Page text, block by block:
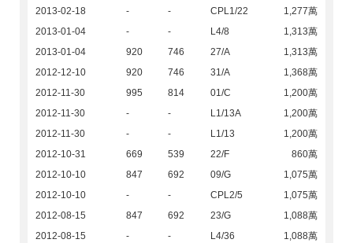
2013-02-18
- - CPL1/22
1,277萬
2013-01-04
- - L4/8
1,313萬
2013-01-04
920 746 27/A
1,313萬
2012-12-10
920 746 31/A
1,368萬
2012-11-30
995 814 01/C
1,200萬
2012-11-30
- - L1/13A
1,200萬
2012-11-30
- - L1/13
1,200萬
2012-10-31
669 539 22/F
860萬
2012-10-10
847 692 09/G
1,075萬
2012-10-10
- - CPL2/5
1,075萬
2012-08-15
847 692 23/G
1,088萬
2012-08-15
- - L4/36
1,088萬